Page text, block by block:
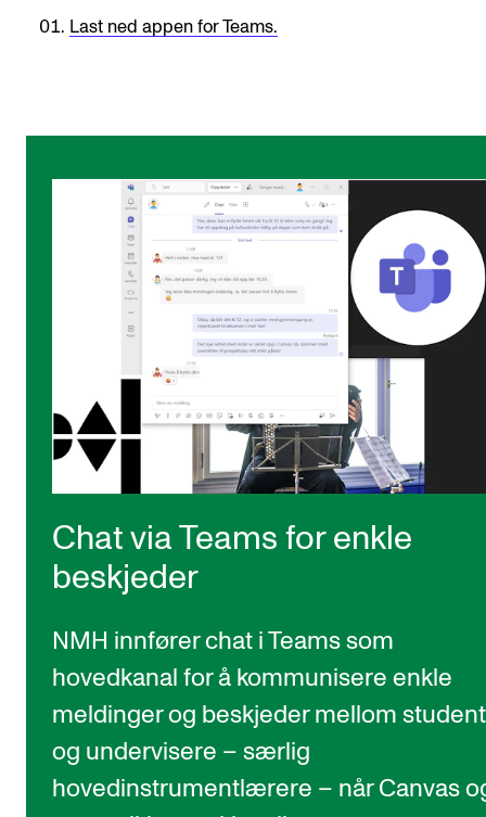
Organisering av NMH
Strategier, planer og rapporter
Hvem gjør hva i administrasjonen
Last ned appen for Teams.
Chat via Teams for enkle
beskjeder
NMH innfører chat i Teams som
hovedkanal for å kommunisere enkle
meldinger og beskjeder mellom
og undervisere – særlig
hovedinstrumentlærere – når Canvas